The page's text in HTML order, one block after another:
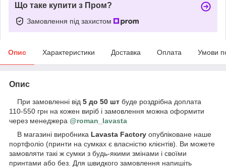
Що таке купити з Пром?
Замовлення під захистом
Опис Характеристики Доставка Оплата Умови
Опис
При замовленні від 5 до 50 шт буде роздрібна доплата
110-550 грн на кожен виріб і замовлення можна оформити
через менеджера @roman_lavasta
В магазині виробника Lavasta Factory опубліковане наше
портфоліо (принти на сумках є власністю клієнтів). Ви можете
замовляти такі ж сумки з будь-якими змінами і своїми
принтами або без. Для швидкого замовлення напишіть